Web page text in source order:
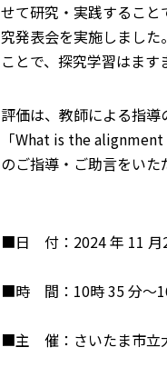
せて研究・実践するこ
究発表会を実施しまし
ことで、探究学習はます
評価は、教師による指
「What is the
のご指導・ご助言をいた
■日 付：2024 年 11 月
■時 間：10時 35 分～
■主 催：さいたま市立